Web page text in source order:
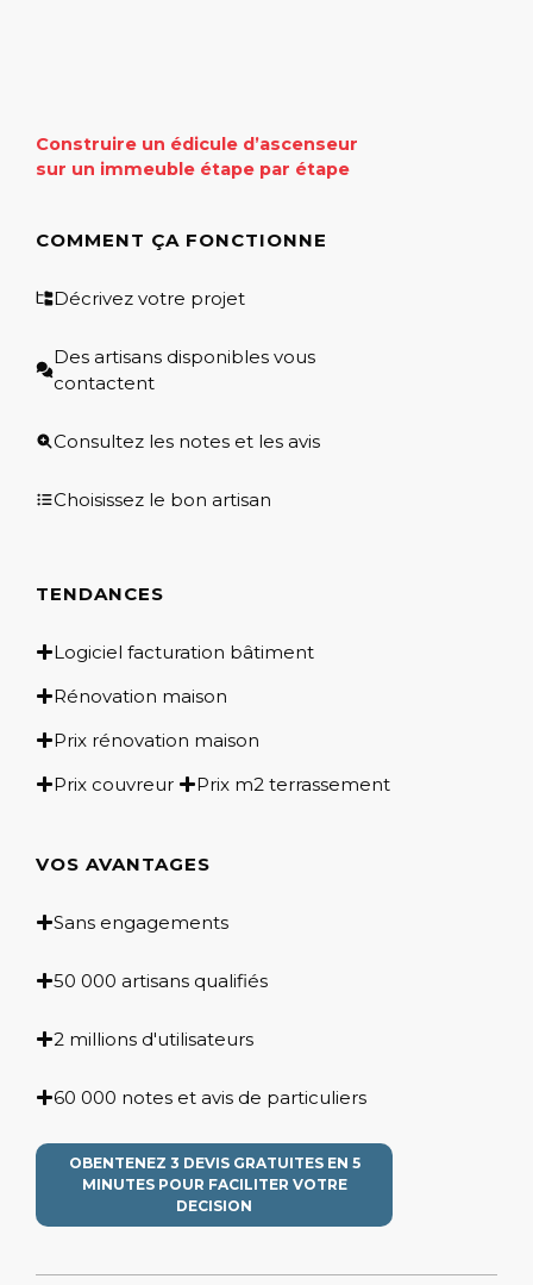
Construire un édicule d’ascenseur
sur un immeuble étape par étape
COMMENT ÇA FONCTIONNE
Décrivez votre projet
Des artisans disponibles vous
contactent
Consultez les notes et les avis
Choisissez le bon artisan
TENDANCES
Logiciel facturation bâtiment
Rénovation maison
Prix rénovation maison
Prix couvreur
Prix m2 terrassement
VOS AVANTAGES
Sans engagements
50 000 artisans qualifiés
2 millions d'utilisateurs
60 000 notes et avis de particuliers
OBENTENEZ 3 DEVIS GRATUITES EN 5
MINUTES POUR FACILITER VOTRE
DECISION